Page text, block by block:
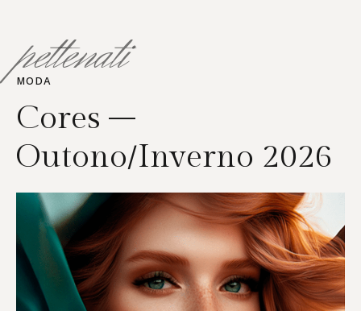
pettenati
MODA
Cores –
Outono/Inverno 2026